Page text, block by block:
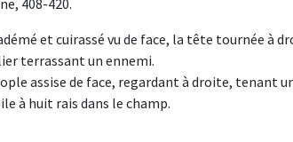
408-420.
et cuirassé vu de face, la tête tournée à
terrassant un ennemi.
assise de face, regardant à droite, tenant
à huit rais dans le champ.